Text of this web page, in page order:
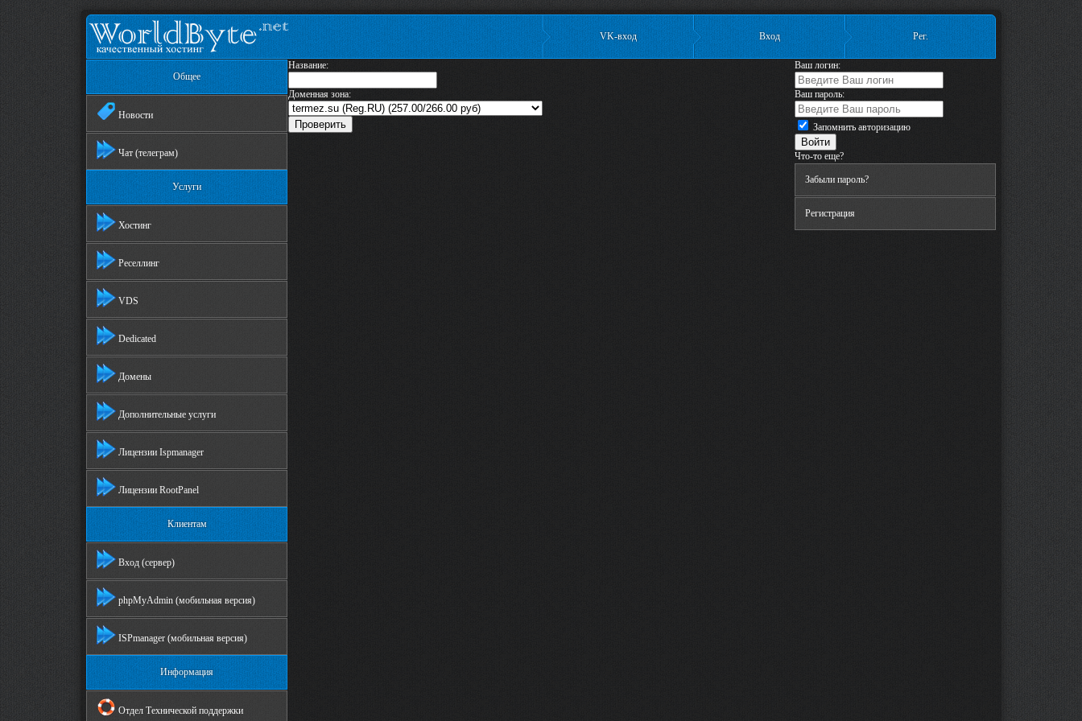
VK-вход Вход Рег.
Общее
Новости
Чат (телеграм)
Услуги
Хостинг
Реселлинг
VDS
Dedicated
Домены
Дополнительные услуги
Лицензии Ispmanager
Лицензии RootPanel
Клиентам
Вход (сервер)
phpMyAdmin (мобильная версия)
ISPmanager (мобильная версия)
Информация
Отдел Технической поддержки
Название:
Доменная зона:
Ваш логин:
Ваш пароль:
Запомнить авторизацию
Что-то еще?
Забыли пароль?
Регистрация